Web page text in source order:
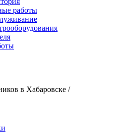
работы
в Хабаровске /